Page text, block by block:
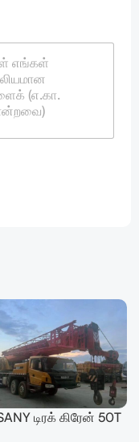
டிரக் கிரேன் 50T